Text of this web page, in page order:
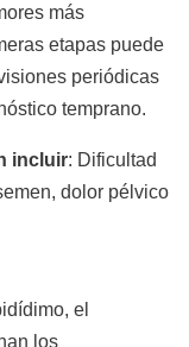
más
etapas puede
periódicas
temprano.
incluir: Dificultad
dolor pélvico
el
los